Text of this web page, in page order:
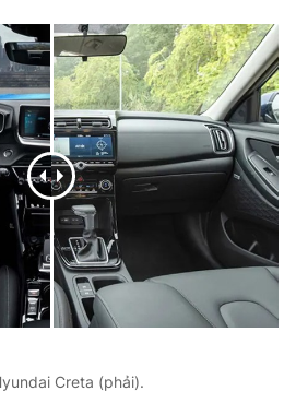
Creta (phải).